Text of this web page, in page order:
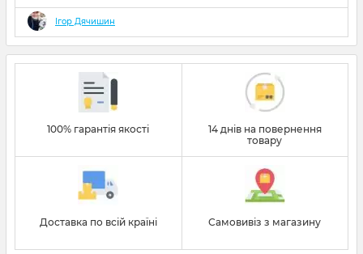
28 2022
Ігор Дячишин
100% гарантія якості
14 днів на повернення
товару
Доставка по всій країні Самовивіз з магазину